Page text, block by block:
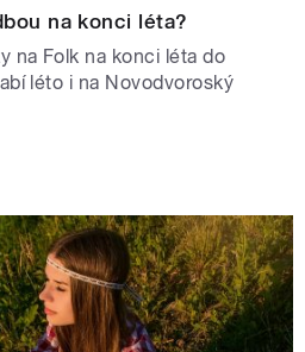
na konci léta?
na Folk na konci léta do
léto i na Novodvoroský